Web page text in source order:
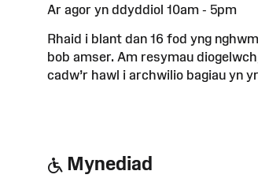
Ar agor yn ddyddiol 10am - 5pm
Rhaid i blant dan 16 fod yng
bob amser. Am resymau
cadw’r hawl i archwilio bagiau yn
Mynediad